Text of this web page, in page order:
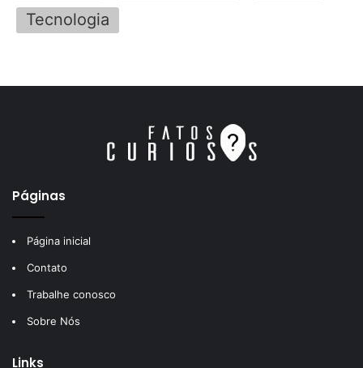
Tecnologia
Páginas
Página inicial
Contato
Trabalhe conosco
Sobre Nós
Links